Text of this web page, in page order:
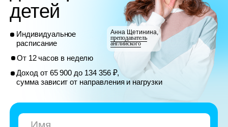
Индивидуальное
расписание
От 12 часов в неделю
Доход от 65 900 до 134 356 ₽,
сумма зависит от направления и нагрузки
Анна Щетинина,
преподаватель